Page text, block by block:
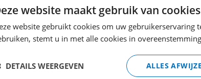
voorgelakt RAL9010
€ 14,
voorgelakt RAL9005
€ 14,60
website maakt gebruik van
website gebruikt cookies om uw gebruikerservaring
stemt u in met alle cookies in
ALLES
DETAILS WEERGEVEN